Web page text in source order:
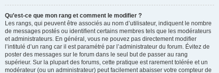
Qu’est-ce que mon rang et comment le modifier ?
Les rangs, qui peuvent être associés au nom d’utilisateur, indiquent le nombre
de messages postés ou identifient certains membres tels que les modérateurs
et administrateurs. En général, vous ne pouvez pas directement modifier
l’intitulé d’un rang car il est paramétré par l’administrateur du forum. Évitez de
poster des messages sur le forum dans le seul but de passer au rang
supérieur. Sur la plupart des forums, cette pratique est rarement tolérée et un
modérateur (ou un administrateur) peut facilement abaisser votre compteur de